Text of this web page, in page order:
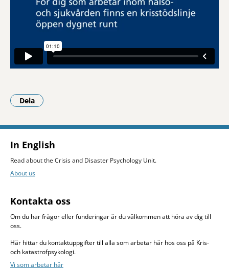
Dela
- Klicka för att öppna delningsalternativ.
In English
Read about the Crisis and Disaster Psychology Unit.
About us
Kontakta oss
Om du har frågor eller funderingar är du välkommen att höra av dig till
oss.
Här hittar du kontaktuppgifter till alla som arbetar här hos oss på Kris-
och katastrofpsykologi.
Vi som arbetar här